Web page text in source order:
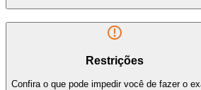
Restrições
Confira o que pode impedir você de fazer o